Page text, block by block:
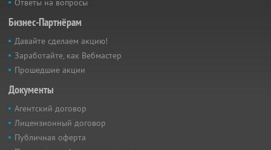
Ответы на вопросы
Бизнес-Партнёрам
Давайте сделаем акцию!
Заработайте, как Вебмастер
Прошедшие акции
Документы
Агентский договор
Лицензионный договор
Публичная оферта